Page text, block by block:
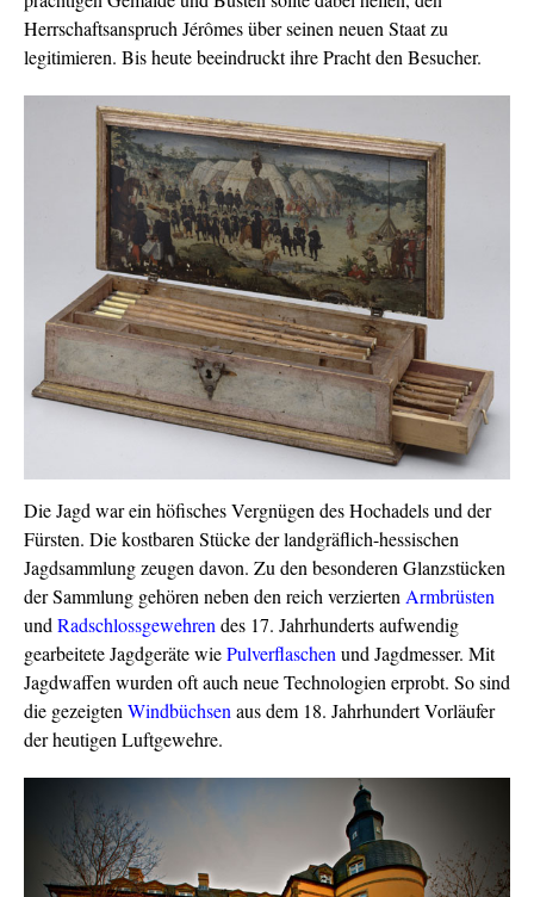
Herrschaftsanspruch Jérômes über seinen neuen Staat zu
legitimieren. Bis heute beeindruckt ihre Pracht den Besucher.
Die Jagd war ein höfisches Vergnügen des Hochadels und der
Fürsten. Die kostbaren Stücke der landgräflich-hessischen
Jagdsammlung zeugen davon. Zu den besonderen Glanzstücken
der Sammlung gehören neben den reich verziertenArmbrüsten
undRadschlossgewehrendes 17. Jahrhunderts aufwendig
gearbeitete Jagdgeräte wiePulverflaschenund Jagdmesser. Mit
Jagdwaffen wurden oft auch neue Technologien erprobt. So sind
die gezeigtenWindbüchsenaus dem 18. Jahrhundert Vorläufer
der heutigen Luftgewehre.